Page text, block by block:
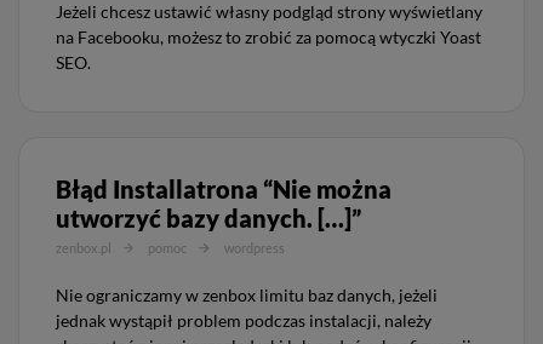
Jeżeli chcesz ustawić własny podgląd strony wyświetlany
na Facebooku, możesz to zrobić za pomocą wtyczki Yoast
SEO.
Błąd Installatrona “Nie można
utworzyć bazy danych. […]”
zenbox.pl pomoc wordpress
Nie ograniczamy w zenbox limitu baz danych, jeżeli
jednak wystąpił problem podczas instalacji, należy